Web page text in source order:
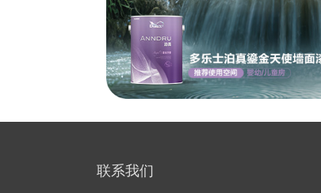
联系我们